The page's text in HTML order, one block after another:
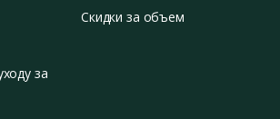
за
Скидки за объем